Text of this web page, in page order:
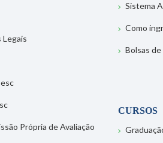
Legais
Própria de Avaliação
Sistema
Como
Bolsas
CURSOS